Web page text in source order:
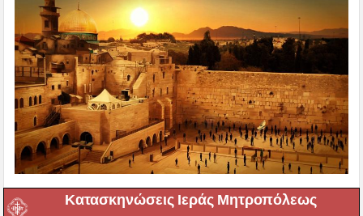
Κατασκηνώσεις Ιεράς Μητροπόλεως